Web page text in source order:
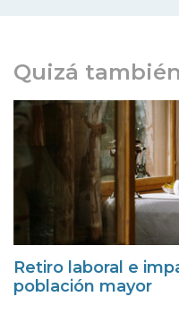
Quizá
Retiro laboral e
población mayor